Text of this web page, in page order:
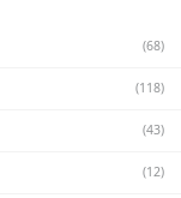
(68)
(118)
(43)
(12)